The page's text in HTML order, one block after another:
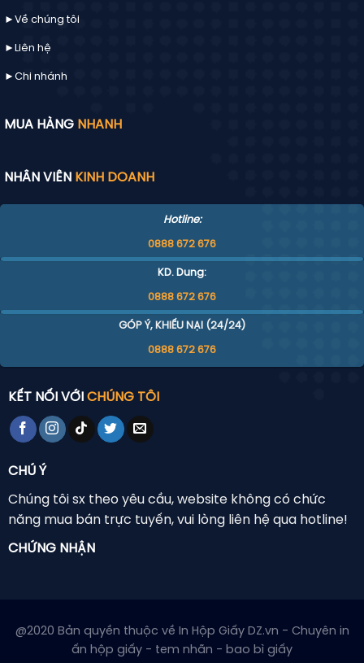
►Về chúng tôi
► Liên hệ
►Chi nhánh
MUA HÀNG NHANH
NHÂN VIÊN KINH DOANH
Hotline:
0888 672 676
KD. Dung:
0888 672 676
GÓP Ý, KHIẾU NẠI (24/24)
0888 672 676
KẾT NỐI VỚI CHÚNG TÔI
CHÚ Ý
Chúng tôi sx theo yêu cầu, website không có chức
năng mua bán trực tuyến, vui lòng liên hệ qua hotline!
CHỨNG NHẬN
@2020 Bản quyền thuộc về In Hộp Giấy DZ.vn - Chuyên in
ấn hộp giấy - tem nhãn - bao bì giấy